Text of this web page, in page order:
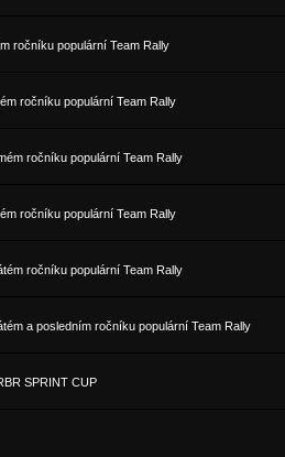
ročníku populární Team Rally
ročníku populární Team Rally
ročníku populární Team Rally
ročníku populární Team Rally
ročníku populární Team Rally
a posledním ročníku populární Team Rally
SPRINT CUP